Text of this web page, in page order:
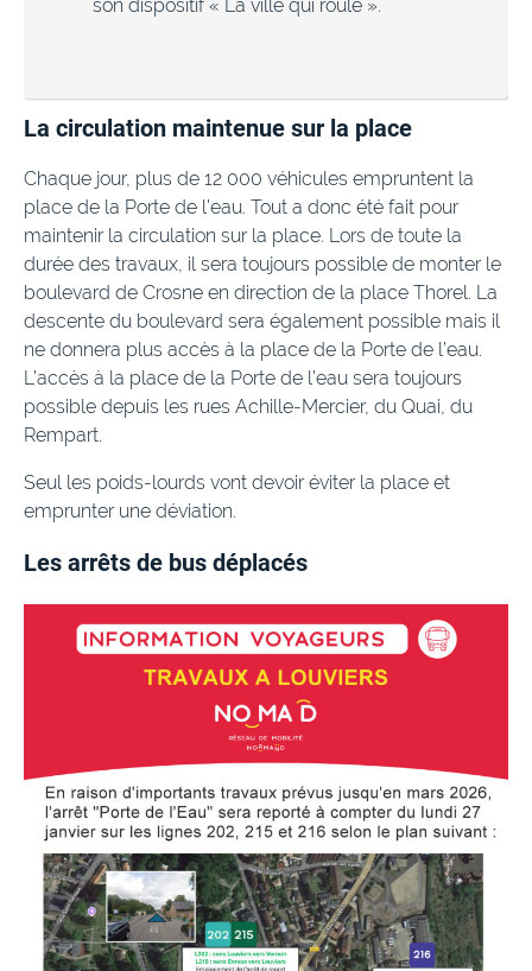
son dispositif « La ville qui roule ».
La circulation maintenue sur la place
Chaque jour, plus de 12 000 véhicules empruntent la
place de la Porte de l’eau. Tout a donc été fait pour
maintenir la circulation sur la place. Lors de toute la
durée des travaux, il sera toujours possible de monter le
boulevard de Crosne en direction de la place Thorel. La
descente du boulevard sera également possible mais il
ne donnera plus accès à la place de la Porte de l’eau.
L’accès à la place de la Porte de l’eau sera toujours
possible depuis les rues Achille-Mercier, du Quai, du
Rempart.
Seul les poids-lourds vont devoir éviter la place et
emprunter une déviation.
Les arrêts de bus déplacés